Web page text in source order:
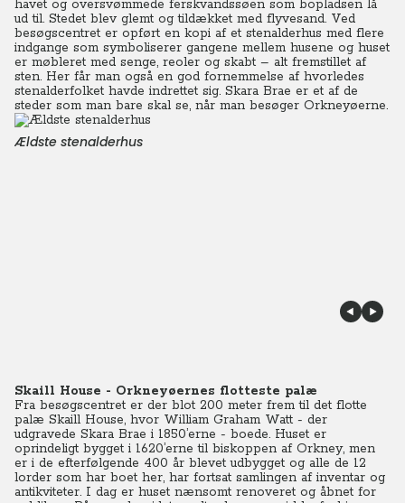
havet og oversvømmede ferskvandssøen som bopladsen lå
ud til. Stedet blev glemt og tildækket med flyvesand. Ved
besøgscentret er opført en kopi af et stenalderhus med flere
indgange som symboliserer gangene mellem husene og huset
er møbleret med senge, reoler og skabt – alt fremstillet af
sten. Her får man også en god fornemmelse af hvorledes
stenalderfolket havde indrettet sig. Skara Brae er et af de
steder som man bare skal se, når man besøger Orkneyøerne.
Ældste stenalderhus
Skaill House - Orkneyøernes flotteste palæ
Fra besøgscentret er der blot 200 meter frem til det flotte
palæ Skaill House, hvor William Graham Watt - der
udgravede Skara Brae i 1850’erne - boede. Huset er
oprindeligt bygget i 1620’erne til biskoppen af Orkney, men
er i de efterfølgende 400 år blevet udbygget og alle de 12
lorder som har boet her, har fortsat samlingen af inventar og
antikviteter. I dag er huset nænsomt renoveret og åbnet for